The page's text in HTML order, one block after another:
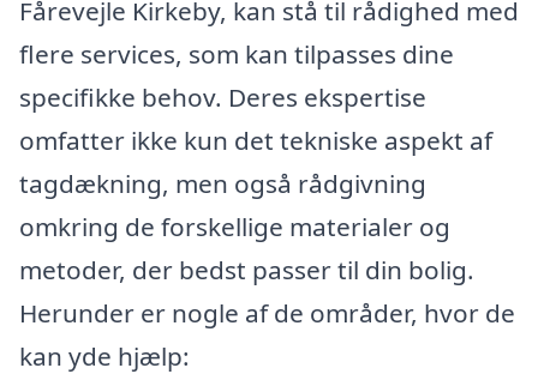
Fårevejle Kirkeby, kan stå til rådighed med
flere services, som kan tilpasses dine
specifikke behov. Deres ekspertise
omfatter ikke kun det tekniske aspekt af
tagdækning, men også rådgivning
omkring de forskellige materialer og
metoder, der bedst passer til din bolig.
Herunder er nogle af de områder, hvor de
kan yde hjælp: